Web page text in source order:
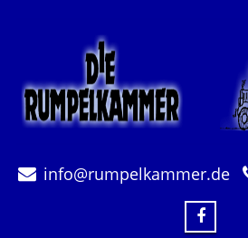
info@rumpelkammer.de